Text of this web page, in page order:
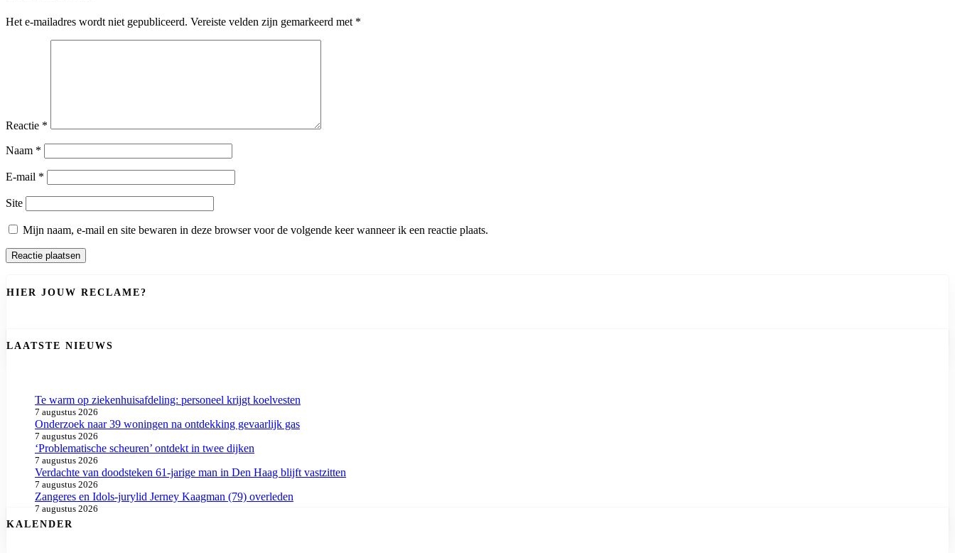
Het e-mailadres wordt niet gepubliceerd. Vereiste velden zijn gemarkeerd met *
Reactie *
Naam *
E-mail *
Site
Mijn naam, e-mail en site bewaren in deze browser voor de volgende keer wanneer ik een reactie plaats.
HIER JOUW RECLAME?
LAATSTE NIEUWS
Te warm op ziekenhuisafdeling: personeel krijgt koelvesten
7 augustus 2026
Onderzoek naar 39 woningen na ontdekking gevaarlijk gas
7 augustus 2026
‘Problematische scheuren’ ontdekt in twee dijken
7 augustus 2026
Verdachte van doodsteken 61-jarige man in Den Haag blijft vastzitten
7 augustus 2026
Zangeres en Idols-jurylid Jerney Kaagman (79) overleden
7 augustus 2026
KALENDER